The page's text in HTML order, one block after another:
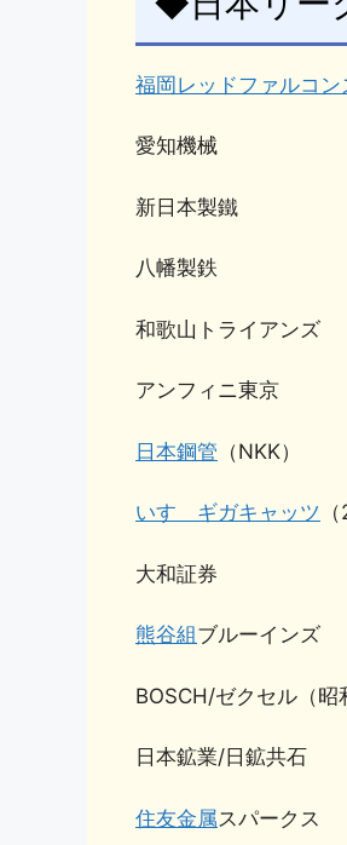
福岡レッドファルコン
愛知機械
新日本製鐵
八幡製鉄
和歌山トライアンズ
アンフィニ東京
日本鋼管 （NKK）
いすゞギガキャッツ
大和証券
熊谷組ブルーインズ
BOSCH/ゼクセル（昭
日本鉱業/日鉱共石
住友金属 スパークス